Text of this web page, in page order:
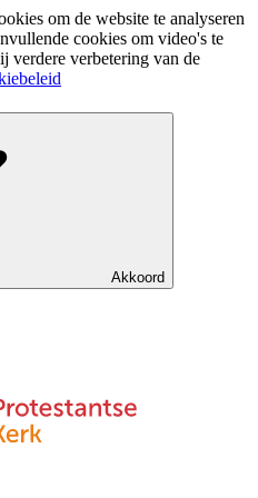
om de website te analyseren
cookies om video's te
verdere verbetering van de
Akkoord